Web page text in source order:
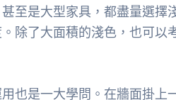
至是大型家具，都盡量選
除了大面積的淺色，也可
也是一大學問。在牆面掛